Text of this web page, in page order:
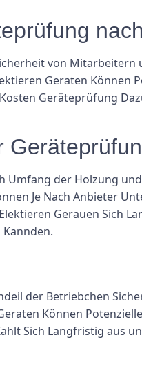
von
Geraten Können
Geräteprüfung
der Holzung
Je Nach Anbieter
Gerauen Sich
Kannden.
der Betriebchen
Können
Sich Langfristig aus